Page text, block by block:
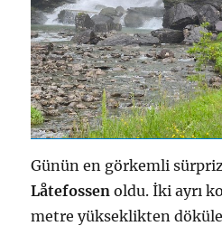
Günün en görkemli
Låtefossen oldu. İki ayrı
metre yükseklikten